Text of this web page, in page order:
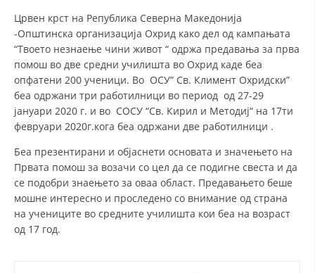
ЧЛЕНСТВО ВО ПРОФЕСИОНАЛНИ ТЕЛА
ЗАКОН ЗА ЦКРМ
СТАТУТ НА ЦКРМ
ОРГАНИЗАЦИЈА И РАЗВОЈ
РАКОВОДЕН ОДБОР
Црвен крст на Република Северна Македонија
-Општинска организација Охрид како дел од кампањата
“Твоето незнаење чини живот “ одржа предавања за прва
помош во две средни училишта во Охрид каде беа
опфатени 200 ученици. Во ОСУ” Св. Климент Охридски”
беа одржани три работилници во период од 27-29
јануари 2020 г. и во СОСУ “Св. Кирил и Методиј“ на 17ти
февруари 2020г.кога беа одржани две работилници .
Беа презентирани и објаснети основата и значењето на
Првата помош за возачи со цел да се подигне свеста и да
се подобри знаењето за оваа област. Предавањето беше
мошне интересно и проследено со внимание од страна
на учениците во средните училишта кои беа на возраст
од 17 год.